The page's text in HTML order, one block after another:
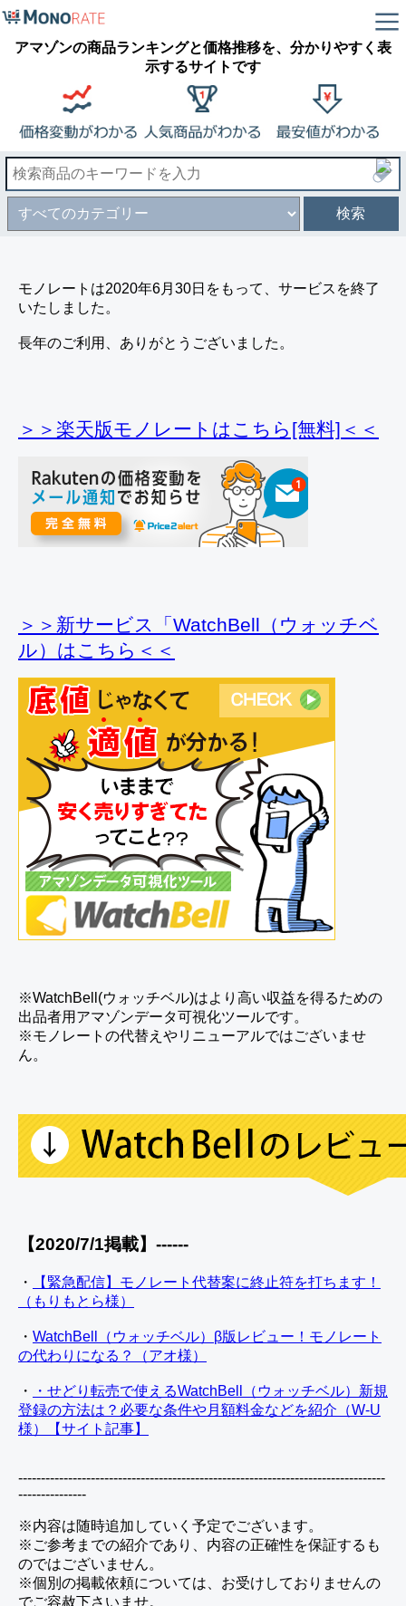
アマゾンの商品ランキングと価格推移を、分かりやすく表
示するサイトです
検索
モノレートは2020年6月30日をもって、サービスを終了
いたしました。
長年のご利用、ありがとうございました。
＞＞楽天版モノレートはこちら[無料]＜＜
＞＞新サービス「WatchBell（ウォッチベ
ル）はこちら＜＜
※WatchBell(ウォッチベル)はより高い収益を得るための
出品者用アマゾンデータ可視化ツールです。
※モノレートの代替えやリニューアルではございませ
ん。
【2020/7/1掲載】------
・
【緊急配信】モノレート代替案に終止符を打ちます！
（もりもとら様）
・ WatchBell（ウォッチベル）β版レビュー！モノレート
の代わりになる？（アオ様）
・
・せどり転売で使えるWatchBell（ウォッチベル）新規
登録の方法は？必要な条件や月額料金などを紹介（W-U
様）【サイト記事】
---------------------------------------------------------------------------------
---------------
※内容は随時追加していく予定でございます。
※ご参考までの紹介であり、内容の正確性を保証するも
のではございません。
※個別の掲載依頼については、お受けしておりませんの
でご容赦下さいませ。